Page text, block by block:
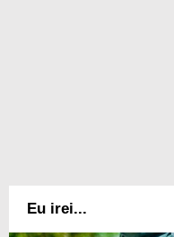
Eu irei...